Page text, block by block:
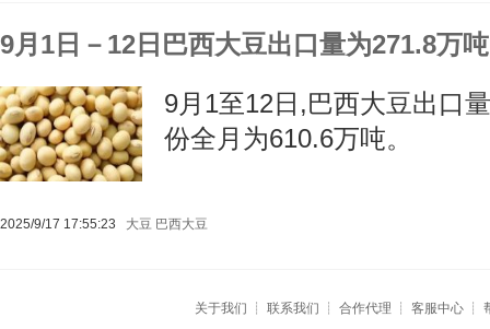
9月1日－12日巴西大豆出口量为271.8万吨
9月1至12日,巴西大豆出口
份全月为610.6万吨。
2025/9/17 17:55:23 大豆 巴西大豆
关于我们 ┊联系我们 ┊合作代理 ┊客服中心 ┊